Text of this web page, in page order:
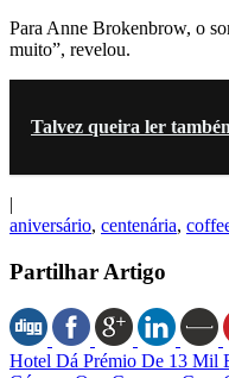
Para Anne Brokenbrow, o
muito”, revelou.
Talvez queira ler
|
aniversário, centenária,
Partilhar Artigo
Hotel Dá Prémio De 13 Mil